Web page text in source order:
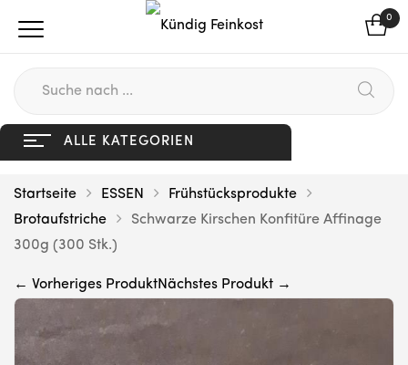
0
ALLE KATEGORIEN
Startseite ESSEN
Frühstücksprodukte
Brotaufstriche
Schwarze Kirschen Konfitüre Affinage
300g (300 Stk.)
← Vorheriges ProduktNächstes Produkt →